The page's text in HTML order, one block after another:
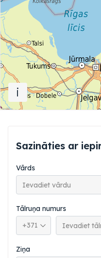
i
Sazināties ar
Vārds
Tālruņa numurs
Tālruņa valsts kods
Ziņa